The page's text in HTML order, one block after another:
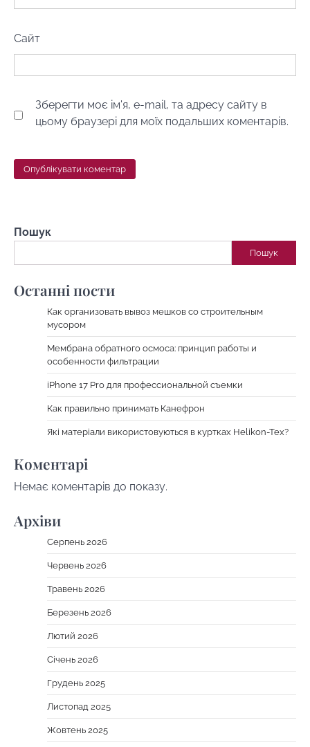
Сайт
Зберегти моє ім'я, e-mail, та адресу сайту в
цьому браузері для моїх подальших коментарів.
Пошук
Пошук
Останні пости
Как организовать вывоз мешков со строительным
мусором
Мембрана обратного осмоса: принцип работы и
особенности фильтрации
iPhone 17 Pro для профессиональной съемки
Как правильно принимать Канефрон
Які матеріали використовуються в куртках Helikon-Tex?
Коментарі
Немає коментарів до показу.
Архіви
Серпень 2026
Червень 2026
Травень 2026
Березень 2026
Лютий 2026
Січень 2026
Грудень 2025
Листопад 2025
Жовтень 2025